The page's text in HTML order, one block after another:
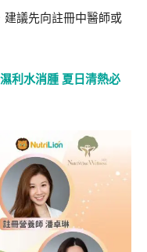
議先向註冊中醫師或
利水消腫 夏日清熱必